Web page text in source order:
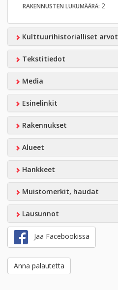
RAKENNUSTEN LUKUMÄÄRÄ: 2
Kulttuurihistorialliset arvot
Tekstitiedot
Media
Esinelinkit
Rakennukset
Alueet
Hankkeet
Muistomerkit, haudat
Lausunnot
Jaa Facebookissa
Anna palautetta